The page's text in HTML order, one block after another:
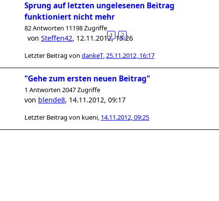
Sprung auf letzten ungelesenen Beitrag
funktioniert nicht mehr
82 Antworten 11198 Zugriffe
1 2
von Steffen42, 12.11.2012, 15:26
Letzter Beitrag von dankeT,25.11.2012, 16:17
"Gehe zum ersten neuen Beitrag"
1 Antworten 2047 Zugriffe
von blende8, 14.11.2012, 09:17
Letzter Beitrag von kueni, 14.11.2012, 09:25